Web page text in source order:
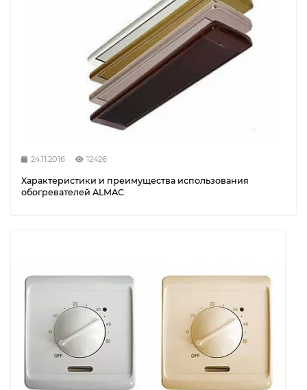
24.11.2016 12426
Характеристики и преимущества использования
обогревателей ALMAC